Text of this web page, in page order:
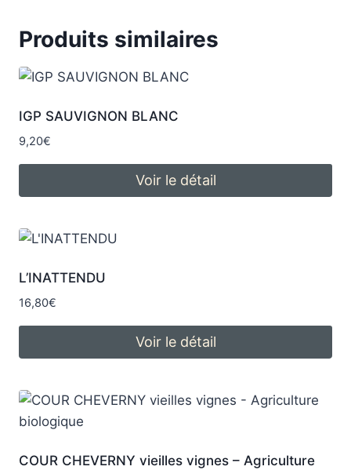
Produits similaires
IGP SAUVIGNON BLANC
9,20€
Voir le détail
L’INATTENDU
16,80€
Voir le détail
COUR CHEVERNY vieilles vignes – Agriculture